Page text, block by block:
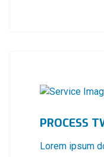
PROCESS
Lorem ipsum